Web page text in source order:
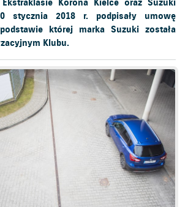
Korona Kielce oraz Suzuki
stycznia 2018 r. podpisały umowę
której marka Suzuki została
Klubu.